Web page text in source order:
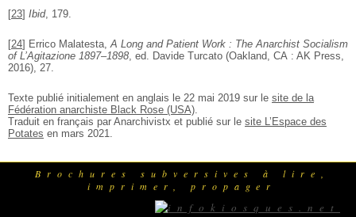
[23] Ibid, 179.
[24] Errico Malatesta,A Long and Patient Work : The Anarchist Socialism
of L’Agitazione 1897–1898, ed. Davide Turcato (Oakland, CA : AK Press,
2016), 27.
Texte publié initialement en anglais le 22 mai 2019 sur le site de la
Fédération anarchiste Black Rose (USA).
Traduit en français par Anarchivistx et publié sur le site L’Espace des
Potates en mars 2021.
Brochures subversives à lire,
imprimer, propager